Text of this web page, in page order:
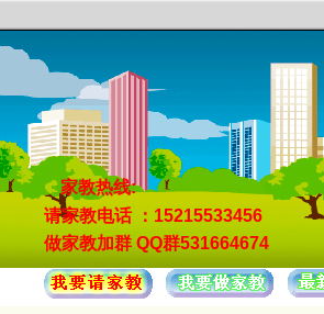
家教热线:
请家教电话 ：15215533456
做家教加群 QQ群531664674